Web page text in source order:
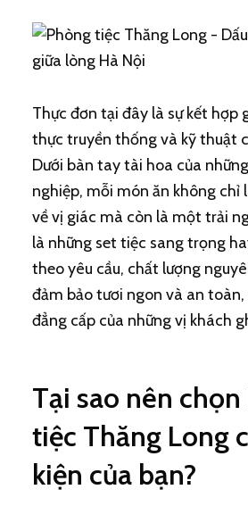
Thực đơn tại đây là sự kết hợp
thực truyền thống và kỹ thuật
Dưới bàn tay tài hoa của
nghiệp, mỗi món ăn không chỉ
về vị giác mà còn là một trải
là những set tiệc sang trọng
theo yêu cầu, chất lượng
đảm bảo tươi ngon và an
đẳng cấp của những vị khách
Tại sao nên
tiệc Thăng Long
kiện của bạn?